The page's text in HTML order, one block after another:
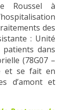
Roussel à
des
: Unité
dans
(78G07 –
et se fait en
d’amont et